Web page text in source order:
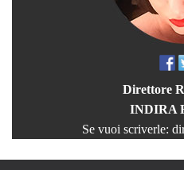
Direttore
INDIRA
Se vuoi scriverle: